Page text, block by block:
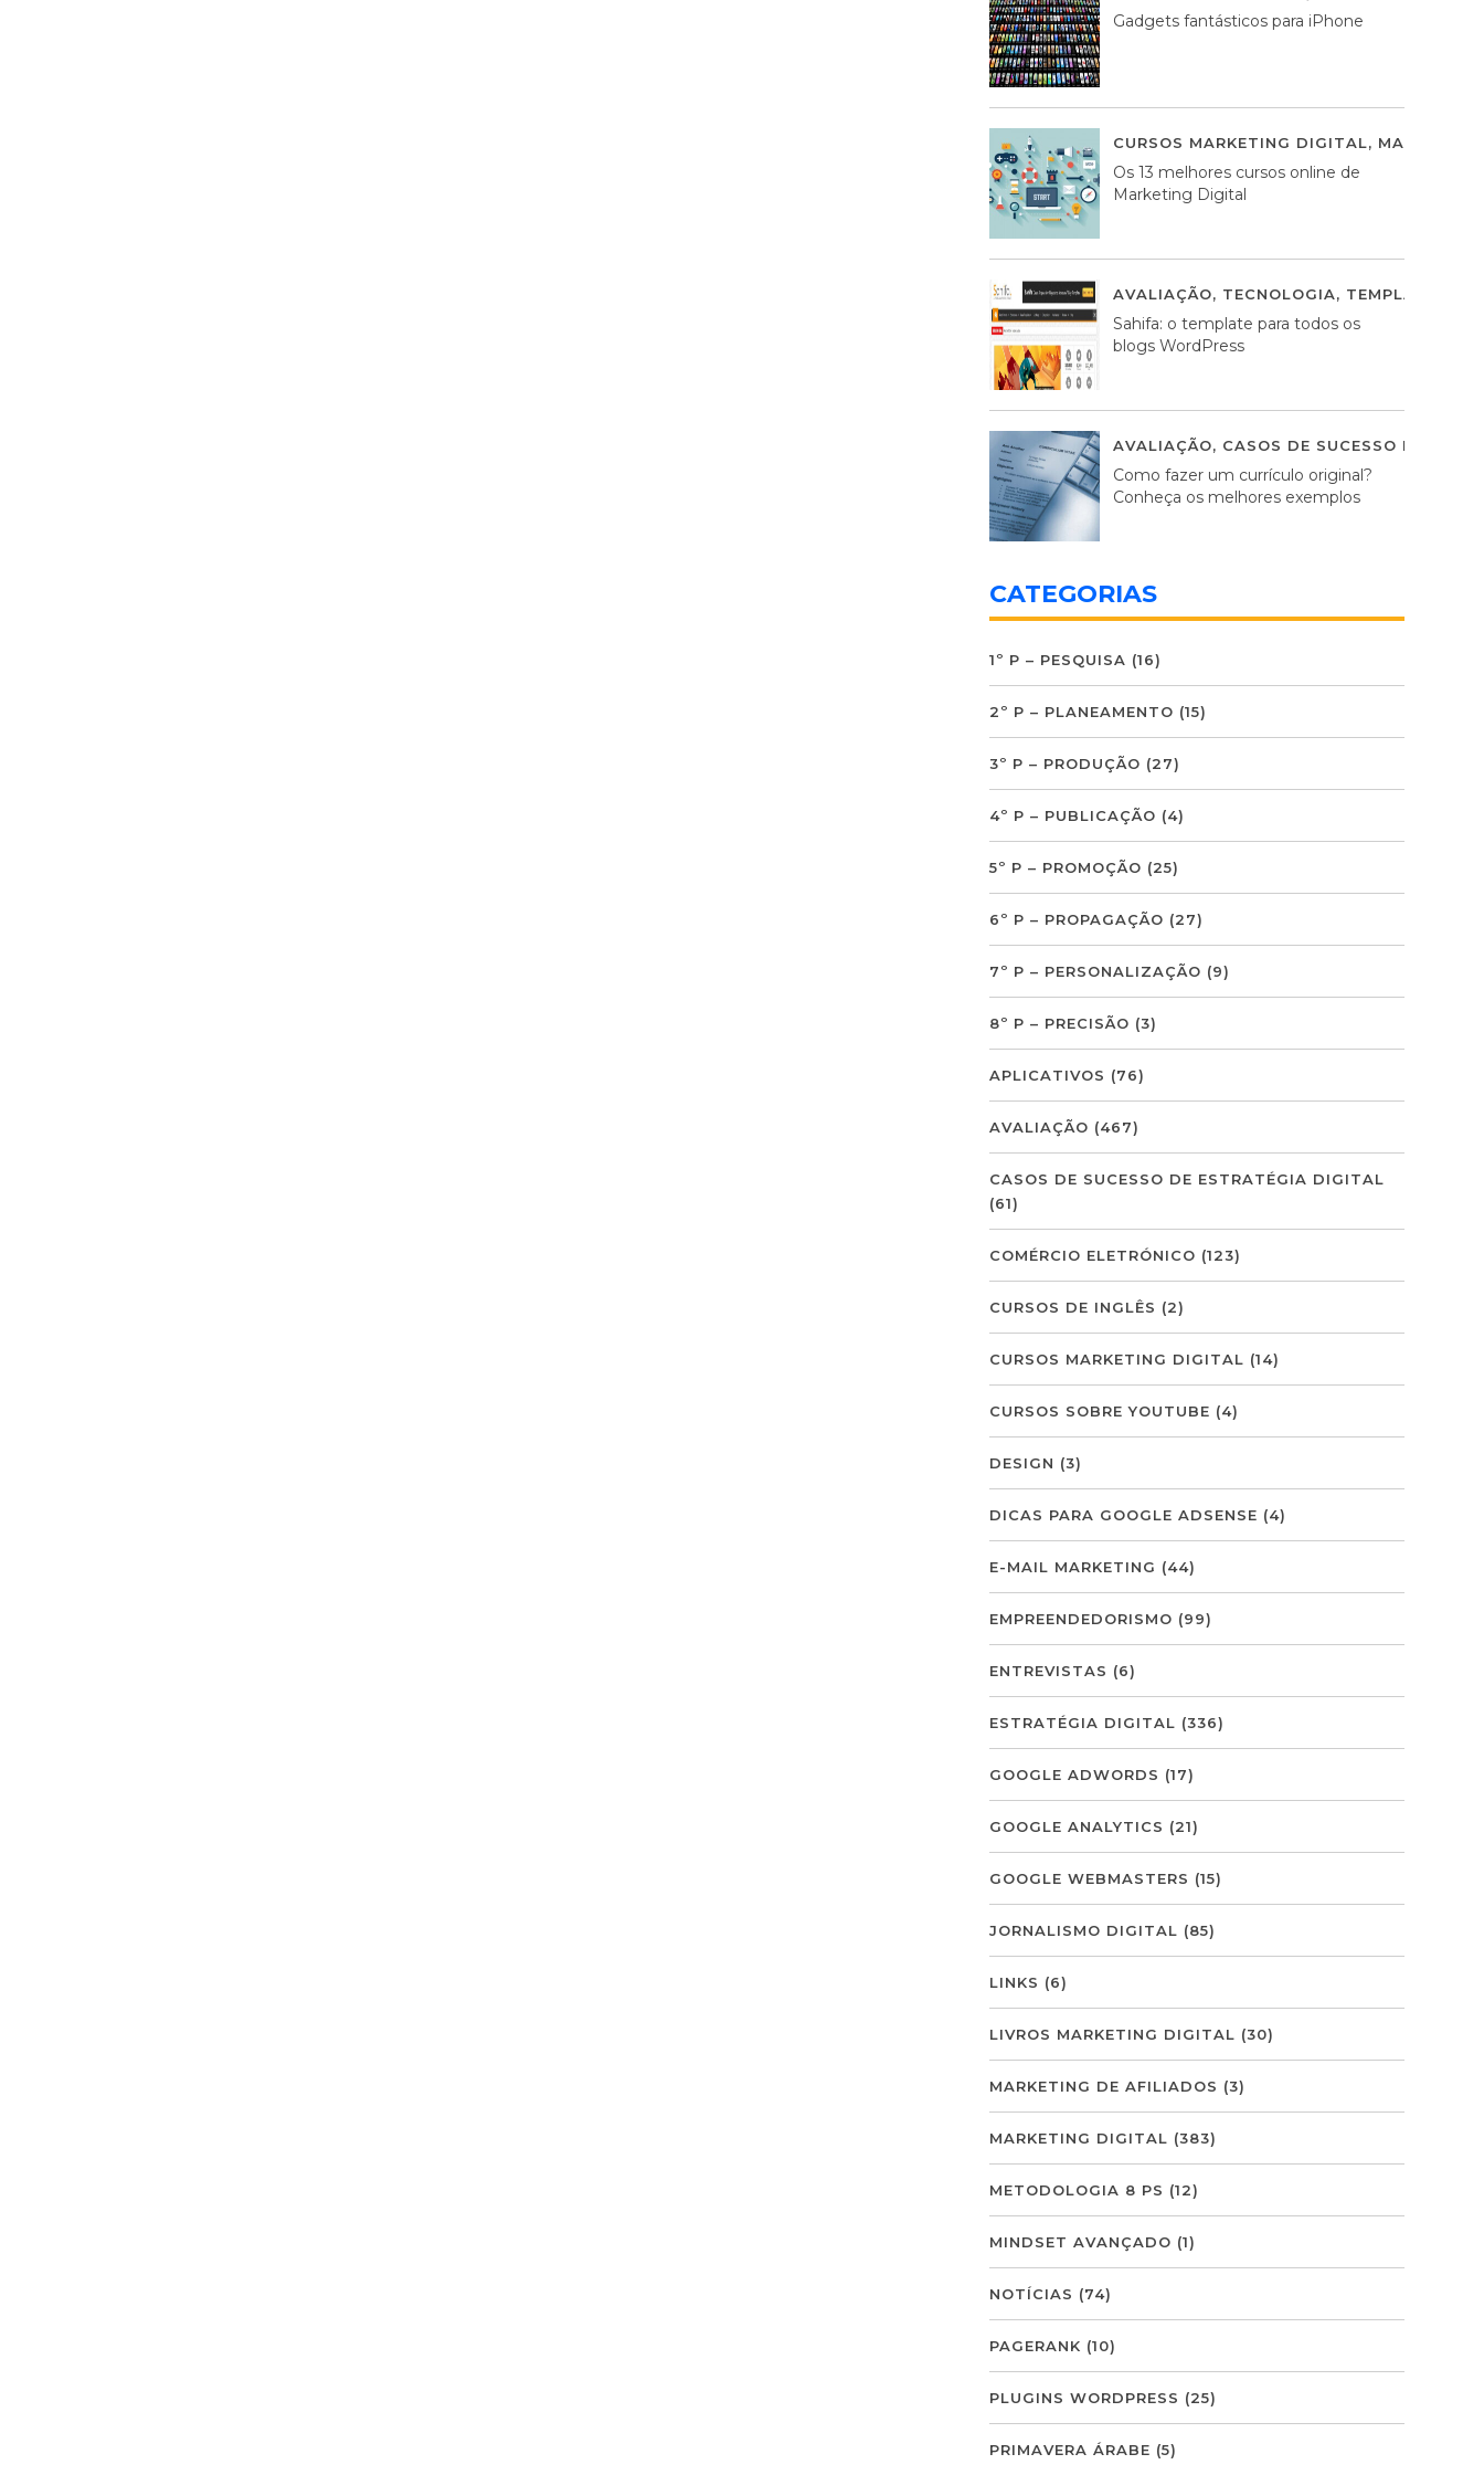
Gadgets fantásticos para iPhone
CURSOS MARKETING DIGITAL,
Os 13 melhores cursos online de
Marketing Digital
AVALIAÇÃO, TECNOLOGIA, TEMPLATES
Sahifa: o template para todos os
blogs WordPress
AVALIAÇÃO, CASOS DE SUCESSO DE
Como fazer um currículo original?
Conheça os melhores exemplos
CATEGORIAS
1º P – PESQUISA (16)
2º P – PLANEAMENTO (15)
3º P – PRODUÇÃO (27)
4º P – PUBLICAÇÃO (4)
5º P – PROMOÇÃO (25)
6º P – PROPAGAÇÃO (27)
7º P – PERSONALIZAÇÃO (9)
8º P – PRECISÃO (3)
APLICATIVOS (76)
AVALIAÇÃO (467)
CASOS DE SUCESSO DE ESTRATÉGIA DIGITAL
(61)
COMÉRCIO ELETRÓNICO (123)
CURSOS DE INGLÊS (2)
CURSOS MARKETING DIGITAL (14)
CURSOS SOBRE YOUTUBE (4)
DESIGN (3)
DICAS PARA GOOGLE ADSENSE (4)
E-MAIL MARKETING (44)
EMPREENDEDORISMO (99)
ENTREVISTAS (6)
ESTRATÉGIA DIGITAL (336)
GOOGLE ADWORDS (17)
GOOGLE ANALYTICS (21)
GOOGLE WEBMASTERS (15)
JORNALISMO DIGITAL (85)
LINKS (6)
LIVROS MARKETING DIGITAL (30)
MARKETING DE AFILIADOS (3)
MARKETING DIGITAL (383)
METODOLOGIA 8 PS (12)
MINDSET AVANÇADO (1)
NOTÍCIAS (74)
PAGERANK (10)
PLUGINS WORDPRESS (25)
PRIMAVERA ÁRABE (5)